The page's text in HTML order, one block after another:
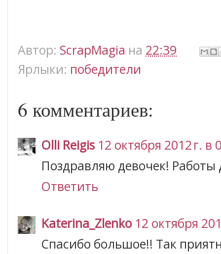
Автор: ScrapMagia на 22:39
Ярлыки: победители
6 комментариев:
Olli Reigis 12 октября 2012 г. в
Поздравляю девочек!
Ответить
Katerina_Zlenko 12 октября
Спасибо большое!! Так